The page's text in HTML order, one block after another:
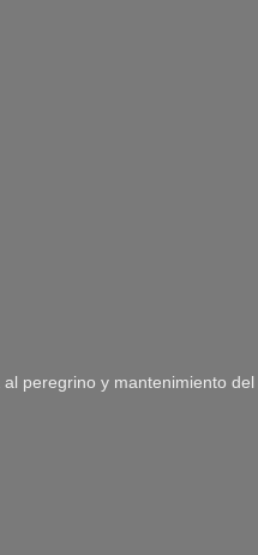
peregrino y mantenimiento del